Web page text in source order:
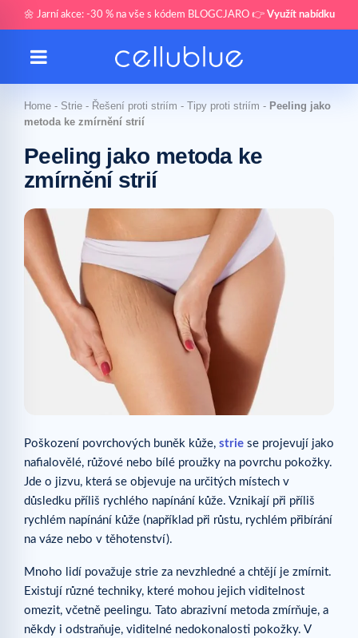
🌼 Jarní akce: -30 % na vše s kódem BLOGCJARO 👉 Využít nabídku
Home - Strie - Řešení proti striím - Tipy proti striím - Peeling jako
metoda ke zmírnění strií
Peeling jako metoda ke
zmírnění strií
Poškození povrchových buněk kůže, strie se projevují jako
nafialovělé, růžové nebo bílé proužky na povrchu pokožky.
Jde o jizvu, která se objevuje na určitých místech v
důsledku příliš rychlého napínání kůže. Vznikají při příliš
rychlém napínání kůže (například při růstu, rychlém přibírání
na váze nebo v těhotenství).
Mnoho lidí považuje strie za nevzhledné a chtějí je zmírnit.
Existují různé techniky, které mohou jejich viditelnost
omezit, včetně peelingu. Tato abrazivní metoda zmírňuje, a
někdy i odstraňuje, viditelné nedokonalosti pokožky. V